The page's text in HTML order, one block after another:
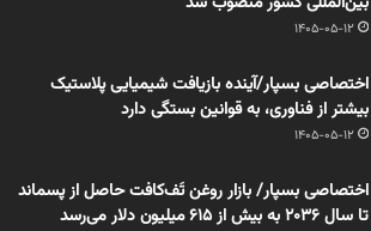
1405-05-12
اختصاصی بسپار/آینده بازیافت شیمیایی پلاستیک
بیشتر از فناوری، به قوانین بستگی دارد
1405-05-12
اختصاصی بسپار/ بازار روغن تَف‌کافت حاصل از پسماند
تا سال ۲۰۳۶ به بیش از ۶۱۵ میلیون دلار می‌رسد